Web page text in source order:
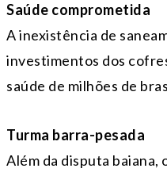
Saúde comprometida
A inexistência de
investimentos dos
saúde de milhões de
Turma barra-pesada
Além da disputa baiana,